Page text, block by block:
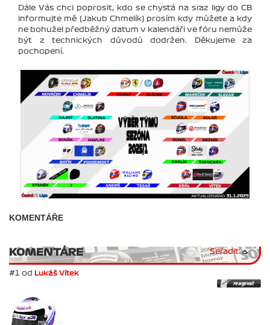
Dále Vás chci poprosit, kdo se chystá na sraz ligy do CB
informujte mě (Jakub Chmelík) prosím kdy můžete a kdy
ne bohužel předběžný datum v kalendáři ve fóru nemůže
být z technických důvodů dodržen. Děkujeme za
pochopení.
KOMENTÁŘE
KOMENTÁRE Seřadit:
#1 od Lukáš Vítek